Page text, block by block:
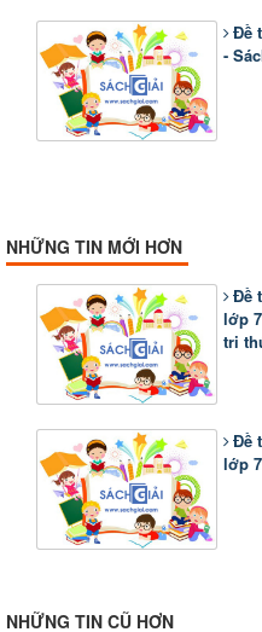
Đề
-
NHỮNG TIN MỚI HƠN
Đề
lớp
tri
Đề
lớp
NHỮNG TIN CŨ HƠN